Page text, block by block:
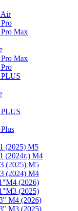
Air
Max
Max
(2025) M5
(2024г.) M4
(2025) M5
(2024) M4
(2026)
(2025)
M4 (2026)
M3 (2025)